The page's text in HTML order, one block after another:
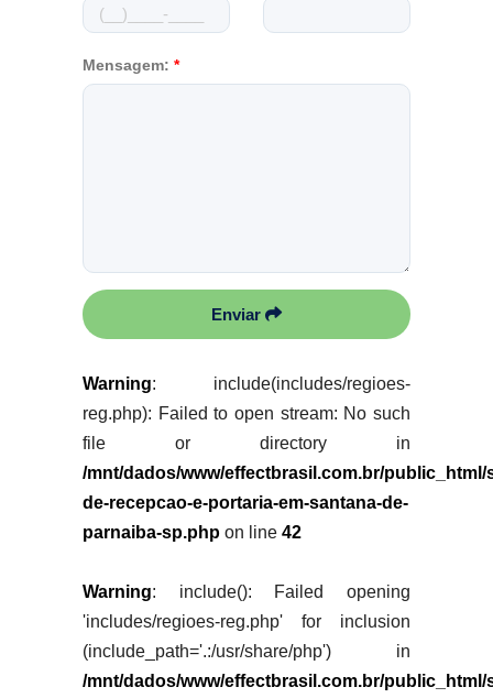
Mensagem: *
Enviar
Warning: include(includes/regioes-
reg.php): Failed to open stream: No such
file or directory in
/mnt/dados/www/effectbrasil.com.br/public_html/
de-recepcao-e-portaria-em-santana-de-
parnaiba-sp.phpon line 42
Warning: include(): Failed opening
'includes/regioes-reg.php' for inclusion
(include_path='.:/usr/share/php') in
/mnt/dados/www/effectbrasil.com.br/public_html/